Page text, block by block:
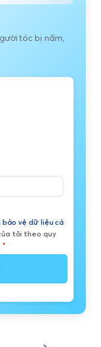
tóc bị nấm,
bảo vệ dữ liệu cá
tôi theo quy
*